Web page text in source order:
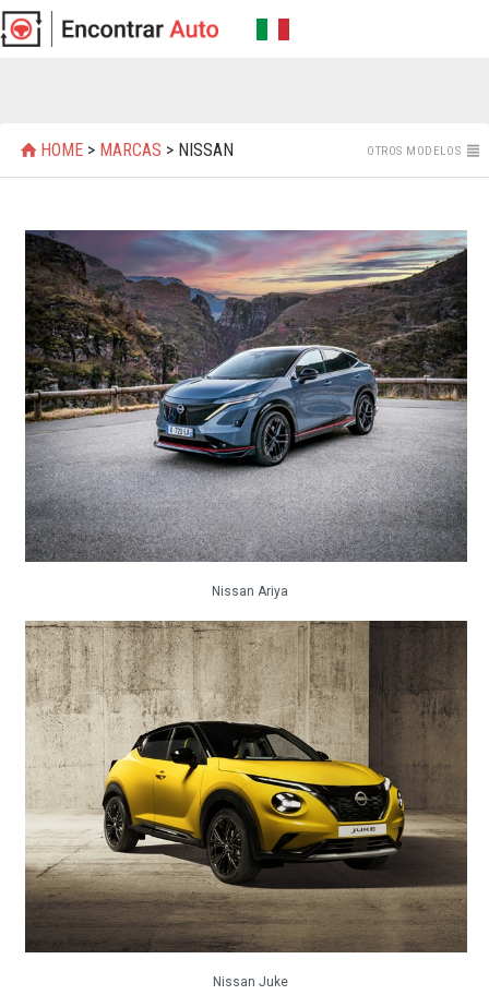
HOME > MARCAS > NISSAN OTROS MODELOS
Nissan Ariya
Nissan Juke